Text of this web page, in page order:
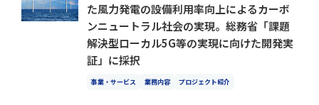
た風力発電の設備利用率向上によるカーボ
ンニュートラル社会の実現。総務省「課題
解決型ローカル5G等の実現に向けた開発実
証」に採択
事業・サービス 業務内容 プロジェクト紹介